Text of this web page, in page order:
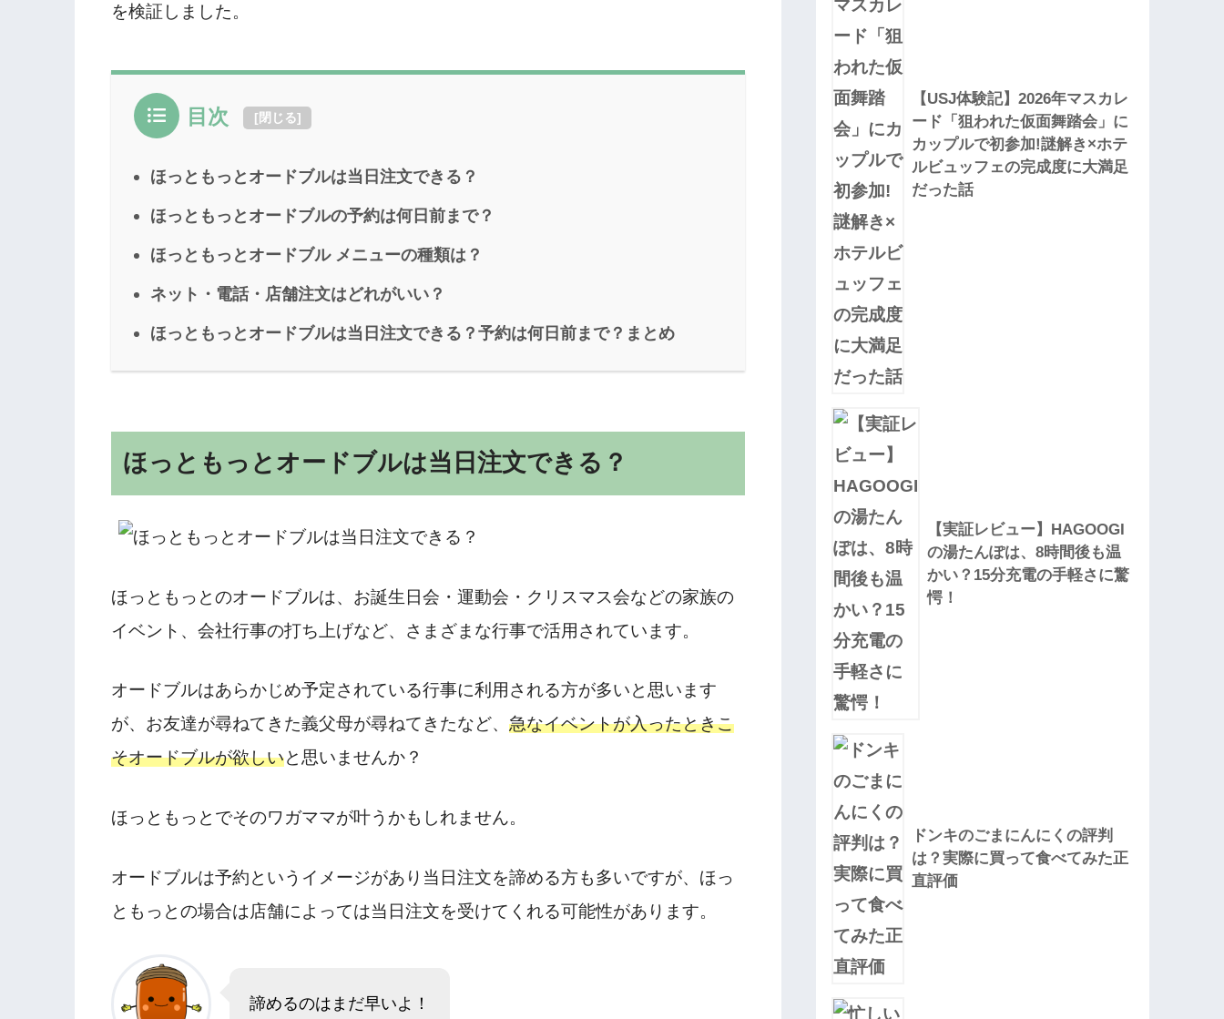
を検証しました。
目次 [閉じる]
ほっともっとオードブルは当日注文できる？
ほっともっとオードブルの予約は何日前まで？
ほっともっとオードブル メニューの種類は？
ネット・電話・店舗注文はどれがいい？
ほっともっとオードブルは当日注文できる？予約は何日前まで？まとめ
ほっともっとオードブルは当日注文できる？
ほっともっとのオードブルは、お誕生日会・運動会・クリスマス会などの家族の
イベント、会社行事の打ち上げなど、さまざまな行事で活用されています。
オードブルはあらかじめ予定されている行事に利用される方が多いと思います
が、お友達が尋ねてきた義父母が尋ねてきたなど、 急なイベントが入ったときこ
そオードブルが欲しいと思いませんか？
ほっともっとでそのワガママが叶うかもしれません。
オードブルは予約というイメージがあり当日注文を諦める方も多いですが、ほっ
ともっとの場合は店舗によっては当日注文を受けてくれる可能性があります。
諦めるのはまだ早いよ！
【USJ体験記】2026年マスカレ
ード「狙われた仮面舞踏会」に
カップルで初参加!謎解き×ホテ
ルビュッフェの完成度に大満足
だった話
【実証レビュー】HAGOOGI
の湯たんぽは、8時間後も温
かい？15分充電の手軽さに驚
愕！
ドンキのごまにんにくの評判
は？実際に買って食べてみた正
直評価